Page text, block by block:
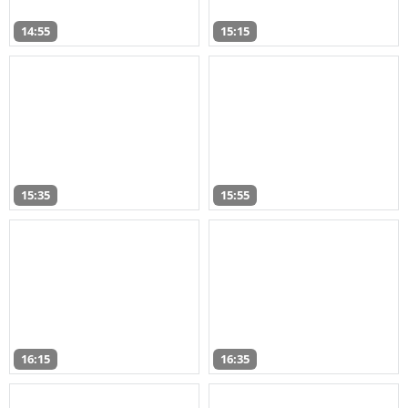
14:55 15:15
15:35 15:55
16:15 16:35